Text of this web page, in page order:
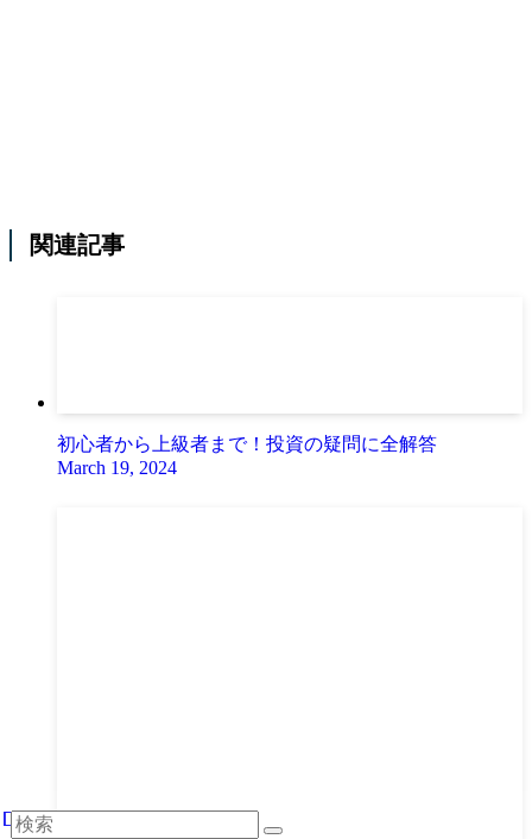
関連記事
初心者から上級者まで！投資の疑問に全解答
March 19, 2024